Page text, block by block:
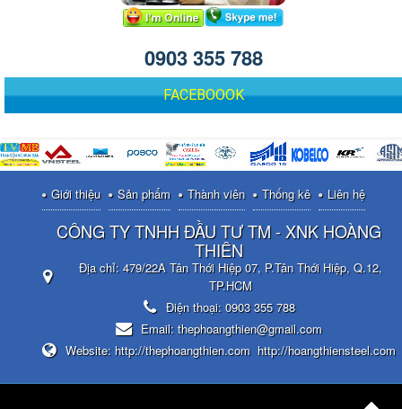
0903 355 788
FACEBOOOK
Giới thiệu Sản phẩm Thành viên Thống kê Liên hệ
CÔNG TY TNHH ĐẦU TƯ TM - XNK HOÀNG
THIÊN
Địa chỉ: 479/22A Tân Thới Hiệp 07, P.Tân Thới Hiệp, Q.12,
TP.HCM
Điện thoại: 0903 355 788
Email: thephoangthien@gmail.com
Website: http://thephoangthien.com http://hoangthiensteel.com